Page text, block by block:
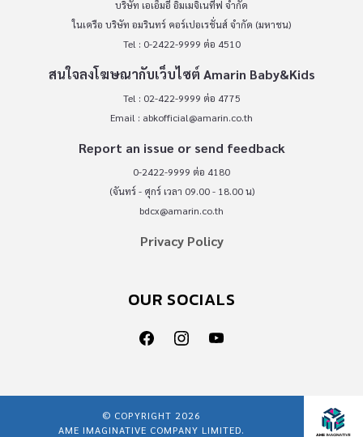
บริษัท เอเอ็มอี อิมเมจิเนทีฟ จำกัด
ในเครือ บริษัท อมรินทร์ คอร์เปอเรชั่นส์ จำกัด (มหาชน)
Tel : 0-2422-9999 ต่อ 4510
สนใจลงโฆษณากับเว็บไซต์ Amarin Baby&Kids
Tel : 02-422-9999 ต่อ 4775
Email : abkofficial@amarin.co.th
Report an issue or send feedback
0-2422-9999 ต่อ 4180
(จันทร์ - ศุกร์ เวลา 09.00 - 18.00 น)
bdcx@amarin.co.th
Privacy Policy
OUR SOCIALS
© COPYRIGHT 2026
AME IMAGINATIVE COMPANY LIMITED.